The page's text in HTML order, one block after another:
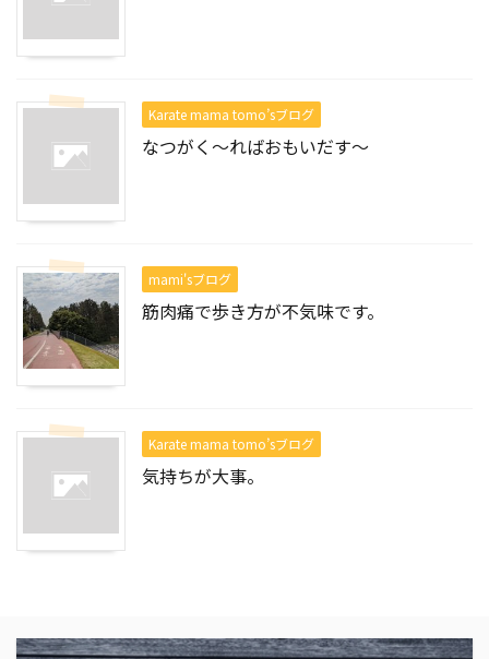
Karate mama tomo’sブログ
なつがく～ればおもいだす～
mami'sブログ
筋肉痛で歩き方が不気味です。
Karate mama tomo’sブログ
気持ちが大事。